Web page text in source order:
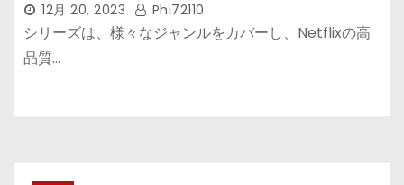
12月 20, 2023 Phi72110
シリーズは、様々なジャンルをカバーし、Netflixの高
品質…